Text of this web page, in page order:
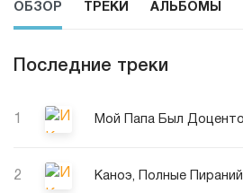
ОБЗОР ТРЕКИ АЛЬБОМЫ
Последние треки
2 Каноэ, Полные Пираний